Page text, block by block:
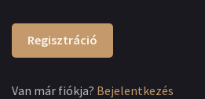
Regisztráció
Van már fiókja? Bejelentkezés